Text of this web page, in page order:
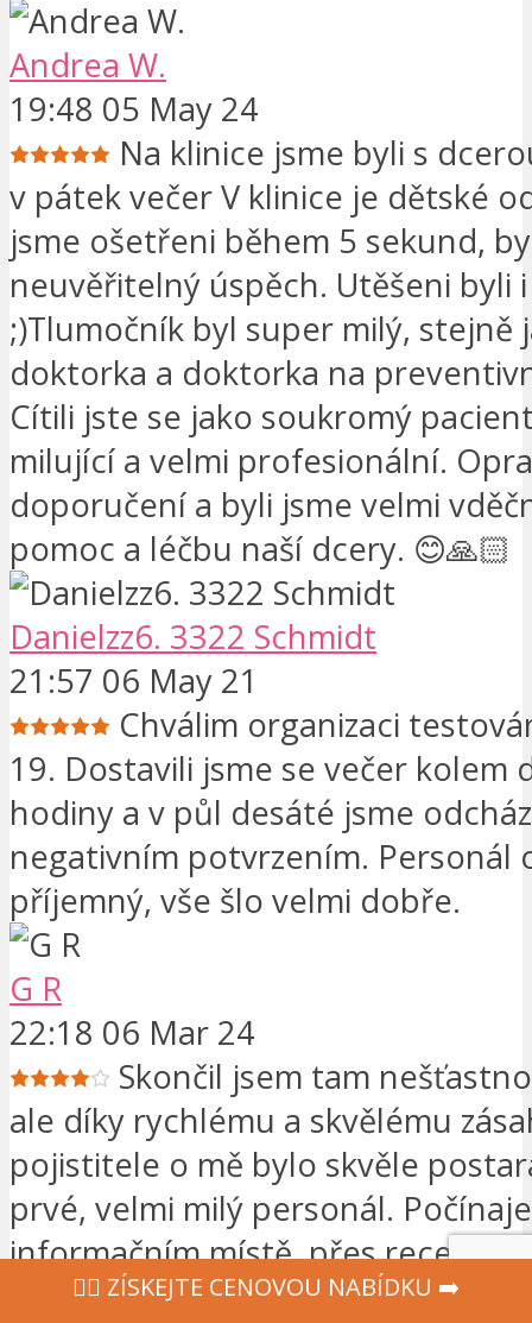
Andrea W.
19:48 05 May 24
Na klinice jsme byli s
v pátek večer V klinice je dětské
jsme ošetřeni během 5 sekund,
neuvěřitelný úspěch. Utěšeni byli
;)Tlumočník byl super milý, stejně
doktorka a doktorka na
Cítili jste se jako soukromý
milující a velmi profesionální.
doporučení a byli jsme velmi
pomoc a léčbu naší dcery. 😊🙏🏻
Danielzz6. 3322 Schmidt
21:57 06 May 21
Chválim organizaci
19. Dostavili jsme se večer kolem
hodiny a v půl desáté jsme
negativním potvrzením. Personál
příjemný, vše šlo velmi dobře.
G R
22:18 06 Mar 24
Skončil jsem tam
ale díky rychlému a skvělému
pojistitele o mě bylo skvěle
prvé, velmi milý personál.
informačním místě, přes recepční,
po lékaře. Na rozdíl od polského
‍👩‍⚕ ZÍSKEJTE CENOVOU NABÍDKU ➡️